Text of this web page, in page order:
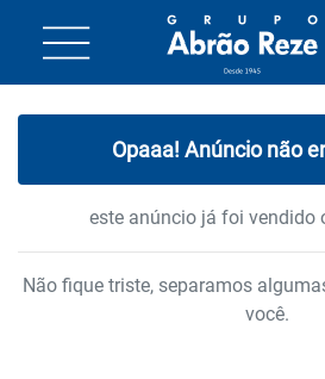
Opaaa! Anúncio não
este anúncio já foi vendido
Não fique triste, separamos
você.